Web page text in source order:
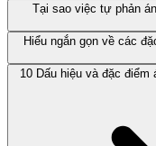
Tại sao việc tự phản
Hiểu ngắn gọn về các
10 Dấu hiệu và đặc